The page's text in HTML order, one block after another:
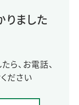
ました
ら、お電話、
ださい